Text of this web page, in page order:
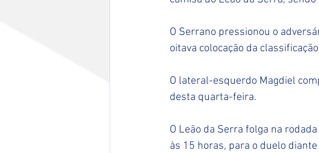
O Serrano pressionou o
oitava colocação da
O lateral-esquerdo Magdiel
desta quarta-feira.
O Leão da Serra folga na
às 15 horas, para o duelo